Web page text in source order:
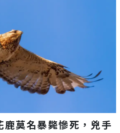
莫名暴斃慘死，兇手